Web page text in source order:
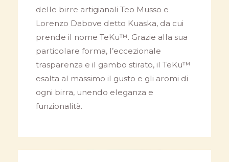
delle birre artigianali Teo Musso e
Lorenzo Dabove detto Kuaska, da cui
prende il nome TeKu™. Grazie alla sua
particolare forma, l’eccezionale
trasparenza e il gambo stirato, il TeKu™
esalta al massimo il gusto e gli aromi di
ogni birra, unendo eleganza e
funzionalità.